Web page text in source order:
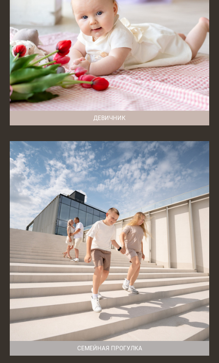
ДЕВИЧНИК
СЕМЕЙНАЯ ПРОГУЛКА